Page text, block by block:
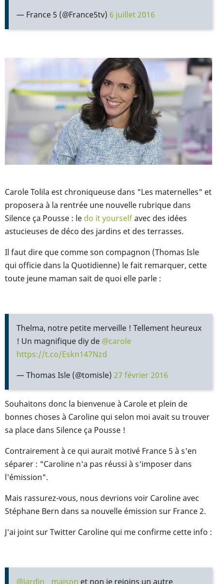
— France 5 (@France5tv) 6 juillet 2016
Carole Tolila est chroniqueuse dans "Les maternelles" et
proposera à la rentrée une nouvelle rubrique dans
Silence ça Pousse : le do it yourselfavec des idées
astucieuses de déco des jardins et des terrasses.
Il faut dire que comme son compagnon (Thomas Isle
qui officie dans la Quotidienne) le fait remarquer, cette
toute jeune maman sait de quoi elle parle :
Thelma, notre petite merveille ! Tellement heureux
! Un magnifique diy de @carole
https://t.co/Eskn147Nzd
— Thomas Isle (@tomisle) 27 février 2016
Souhaitons donc la bienvenue à Carole et plein de
bonnes choses à Caroline qui selon moi avait su trouver
sa place dans Silence ça Pousse !
Contrairement à ce qui aurait motivé France 5 à s'en
séparer : "Caroline n'a pas réussi à s'imposer dans
l'émission".
Mais rassurez-vous, nous devrions voir Caroline avec
Stéphane Bern dans sa nouvelle émission sur France 2.
J'ai joint sur Twitter Caroline qui me confirme cette info :
@jardin__maison et non je rejoins un autre